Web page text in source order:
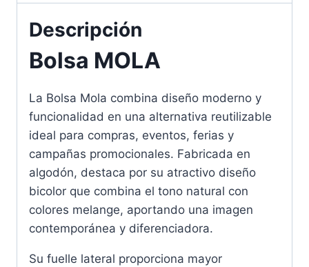
Descripción
Bolsa MOLA
La Bolsa Mola combina diseño moderno y
funcionalidad en una alternativa reutilizable
ideal para compras, eventos, ferias y
campañas promocionales. Fabricada en
algodón, destaca por su atractivo diseño
bicolor que combina el tono natural con
colores melange, aportando una imagen
contemporánea y diferenciadora.
Su fuelle lateral proporciona mayor